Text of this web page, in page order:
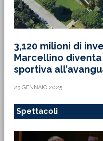
3,120 milioni di
Marcellino
sportiva
23 GENNAIO 2025
Spettacoli